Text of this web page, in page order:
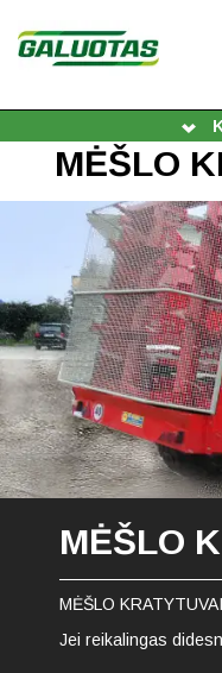
MĖŠLO
MĖŠLO
MĖŠLO
Jei reikalingas